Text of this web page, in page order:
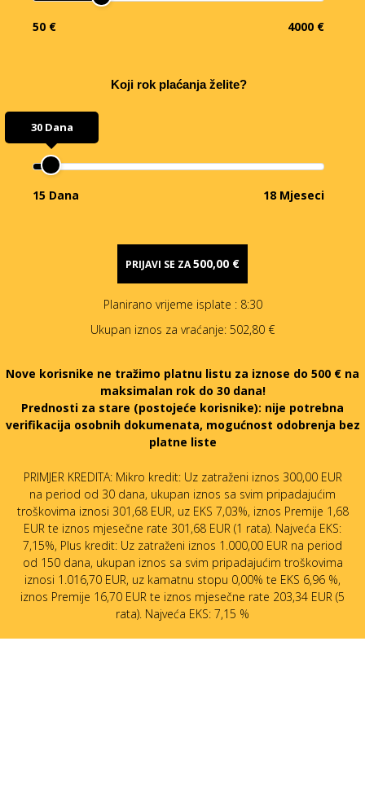
50 € 4000 €
Koji rok plaćanja želite?
30 Dana
15 Dana 18 Mjeseci
PRIJAVI SE ZA500,00 €
Planirano vrijeme isplate : 8:30
Ukupan iznos za vraćanje: 502,80 €
Nove korisnike ne tražimo platnu listu za iznose do 500 € na
maksimalan rok do 30 dana!
Prednosti za stare (postojeće korisnike): nije potrebna
verifikacija osobnih dokumenata, mogućnost odobrenja bez
platne liste
PRIMJER KREDITA: Mikro kredit: Uz zatraženi iznos 300,00 EUR
na period od 30 dana, ukupan iznos sa svim pripadajućim
troškovima iznosi 301,68 EUR, uz EKS 7,03%, iznos Premije 1,68
EUR te iznos mjesečne rate 301,68 EUR (1 rata). Najveća EKS:
7,15%, Plus kredit: Uz zatraženi iznos 1.000,00 EUR na period
od 150 dana, ukupan iznos sa svim pripadajućim troškovima
iznosi 1.016,70 EUR, uz kamatnu stopu 0,00% te EKS 6,96 %,
iznos Premije 16,70 EUR te iznos mjesečne rate 203,34 EUR (5
rata). Najveća EKS: 7,15 %